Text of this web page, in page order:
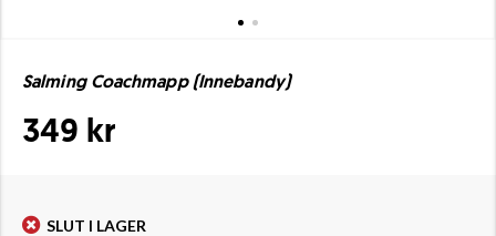
Salming Coachmapp (Innebandy)
349 kr
SLUT I LAGER